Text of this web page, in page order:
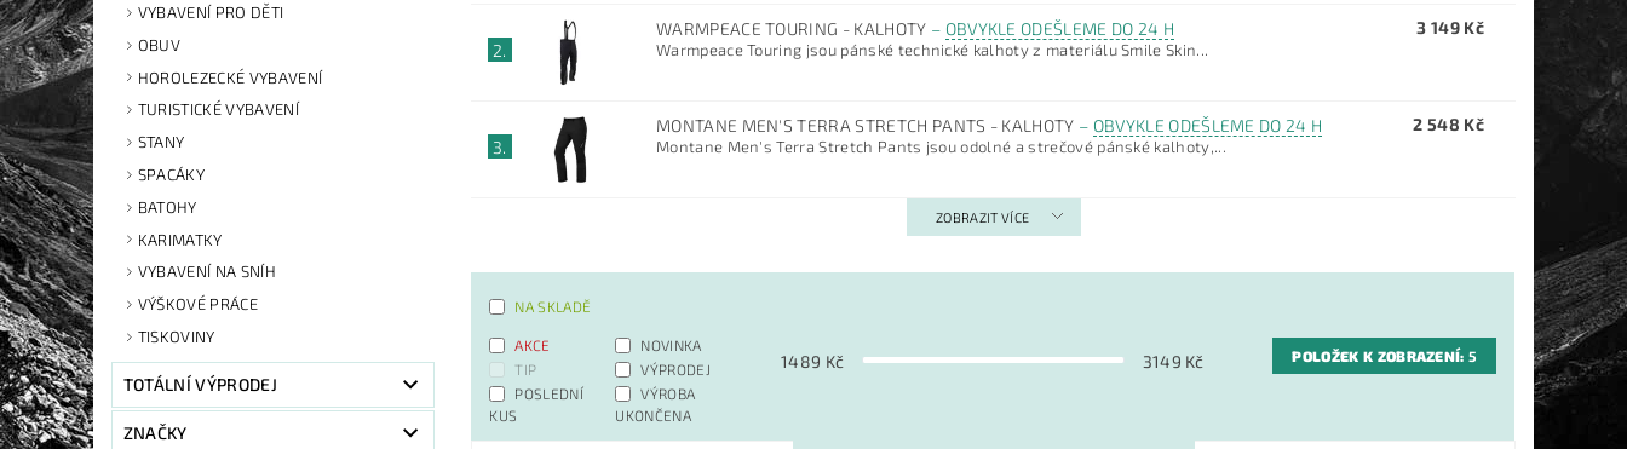
VYBAVENÍ PRO DĚTI
OBUV
HOROLEZECKÉ VYBAVENÍ
TURISTICKÉ VYBAVENÍ
STANY
SPACÁKY
BATOHY
KARIMATKY
VYBAVENÍ NA SNÍH
VÝŠKOVÉ PRÁCE
TISKOVINY
TOTÁLNÍ VÝPRODEJ
ZNAČKY
2.
WARMPEACE TOURING - KALHOTY – OBVYKLE ODEŠLEME DO 24 H
Warmpeace Touring jsou pánské technické kalhoty z materiálu Smile Skin...
3 149 Kč
3.
MONTANE MEN'S TERRA STRETCH PANTS - KALHOTY – OBVYKLE ODEŠLEME DO 24 H
Montane Men's Terra Stretch Pants jsou odolné a strečové pánské kalhoty,...
2 548 Kč
ZOBRAZIT VÍCE
NA SKLADĚ
AKCE
NOVINKA
TIP
VÝPRODEJ
POSLEDNÍ
KUS
VÝROBA
UKONČENA
1489 Kč 3149 Kč POLOŽEK K ZOBRAZENÍ:5